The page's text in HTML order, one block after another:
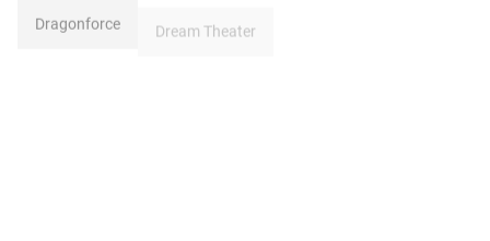
Dragonforce Dream Theater